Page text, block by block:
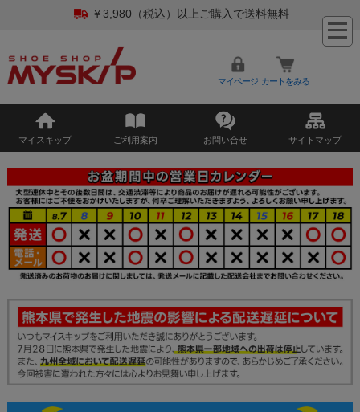
￥3,980（税込）以上ご購入で送料無料
マイページ カートをみる
マイスキップ ご利用案内 お問い合せ サイトマップ